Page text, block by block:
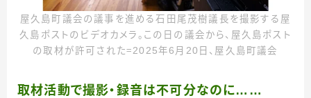
屋久島町議会の議事を進める石田尾茂樹議長を撮影する屋
久島ポストのビデオカメラ。この日の議会から、屋久島ポスト
の取材が許可された＝2025年6月20日、屋久島町議会
取材活動で撮影・録音は不可分なのに……